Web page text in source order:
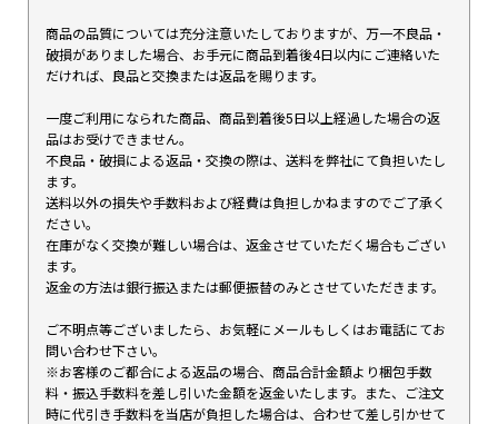
商品の品質については充分注意いたしておりますが、万一不良品・
破損がありました場合、お手元に商品到着後4日以内にご連絡いた
だければ、良品と交換または返品を賜ります。
一度ご利用になられた商品、商品到着後5日以上経過した場合の返
品はお受けできません。
不良品・破損による返品・交換の際は、送料を弊社にて負担いたし
ます。
送料以外の損失や手数料および経費は負担しかねますのでご了承く
ださい。
在庫がなく交換が難しい場合は、返金させていただく場合もござい
ます。
返金の方法は銀行振込または郵便振替のみとさせていただきます。
ご不明点等ございましたら、お気軽にメールもしくはお電話にてお
問い合わせ下さい。
※お客様のご都合による返品の場合、商品合計金額より梱包手数
料・振込手数料を差し引いた金額を返金いたします。また、ご注文
時に代引き手数料を当店が負担した場合は、合わせて差し引かせて